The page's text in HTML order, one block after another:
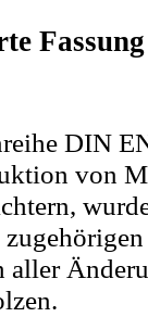
Fassung
DIN
von